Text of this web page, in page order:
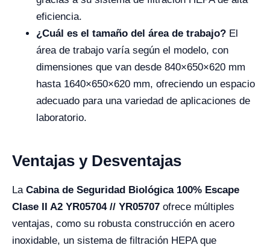
eficiencia.
¿Cuál es el tamaño del área de trabajo? El
área de trabajo varía según el modelo, con
dimensiones que van desde 840×650×620 mm
hasta 1640×650×620 mm, ofreciendo un espacio
adecuado para una variedad de aplicaciones de
laboratorio.
Ventajas y Desventajas
La Cabina de Seguridad Biológica 100% Escape
Clase II A2 YR05704 // YR05707 ofrece múltiples
ventajas, como su robusta construcción en acero
inoxidable, un sistema de filtración HEPA que